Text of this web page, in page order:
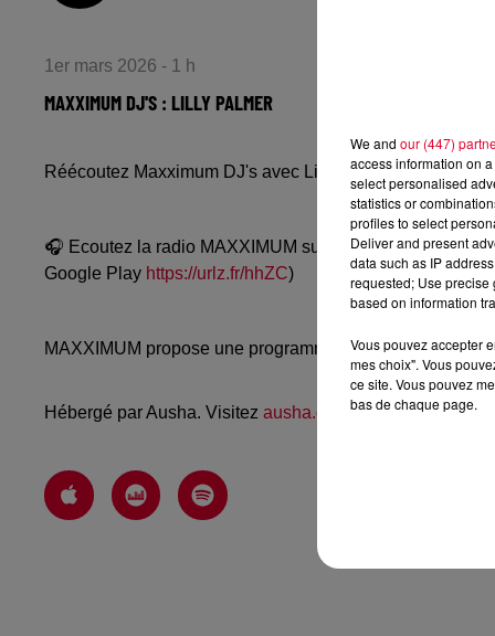
1er mars 2026 - 1 h
MAXXIMUM DJ'S : LILLY PALMER
Réécoutez Maxximum DJ's avec Lilly Palmer du samedi
🎧 Ecoutez la radio MAXXIMUM sur
www.radiofg.com/
Google Play https://urlz.fr/hhZC)
MAXXIMUM propose une programmation techno,
Hébergé par Ausha. Visitez ausha.co/politique-de-
We and our (447)
access information on
select personalised
statistics or
profiles to select
Deliver and present
data such as IP
requested; Use precise
based on information
Vous pouvez accepter
mes choix". Vous
ce site. Vous pouvez
bas de chaque page.